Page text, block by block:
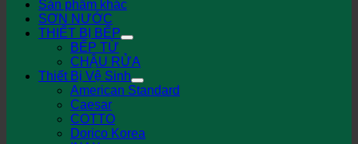
Sản phẩm khác
SƠN NƯỚC
THIẾT BỊ BẾP
BẾP TỪ
CHẬU RỬA
Thiết Bị Vệ Sinh
American Standard
Caesar
COTTO
Dorico Korea